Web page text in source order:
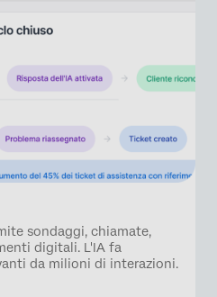
sondaggi, chiamate,
digitali. L'IA fa
da milioni di interazioni.